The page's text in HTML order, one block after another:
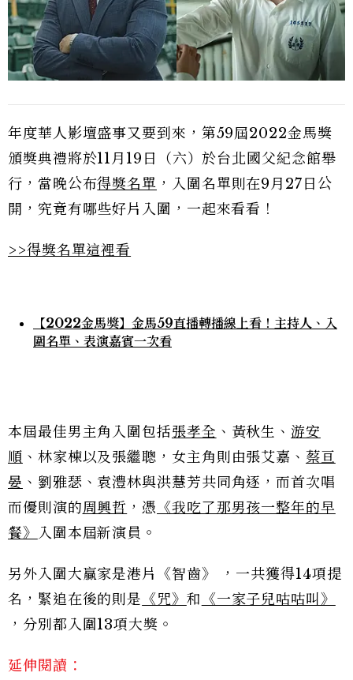
年度華人影壇盛事又要到來，第59屆2022金馬獎
頒獎典禮將於11月19日（六）於台北國父紀念館舉
行，當晚公布得獎名單 ，入圍名單則在9月27日公
開，究竟有哪些好片入圍，一起來看看！
>>得獎名單這裡看
【2022金馬獎】金馬59直播轉播線上看！主持人、入
圍名單、表演嘉賓一次看
本屆最佳男主角入圍包括張孝全 、黃秋生、 游安
順 、林家棟以及張繼聰，女主角則由張艾嘉、 蔡亘
晏 、劉雅瑟、袁澧林與洪慧芳共同角逐，而首次唱
而優則演的周興哲 ，憑 《我吃了那男孩一整年的早
餐》 入圍本屆新演員。
另外入圍大贏家是港片《智齒》 ，一共獲得14項提
名，緊追在後的則是 《咒》 和 《一家子兒咕咕叫》
，分別都入圍13項大獎。
延伸閱讀：